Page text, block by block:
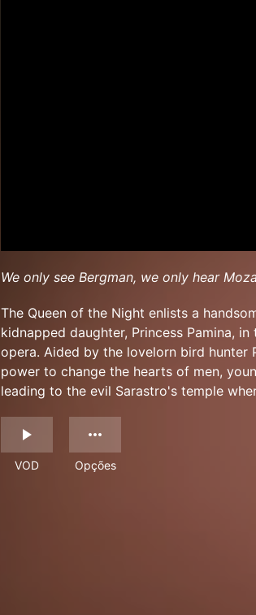
We only see Bergman, we only hear
The Queen of the Night enlists a
kidnapped daughter, Princess Pamina,
opera. Aided by the lovelorn bird hunter
power to change the hearts of men,
leading to the evil Sarastro's temple
VOD Opções